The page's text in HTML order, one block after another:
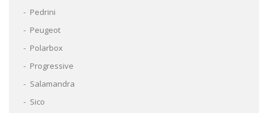
Pedrini
Peugeot
Polarbox
Progressive
Salamandra
Sico